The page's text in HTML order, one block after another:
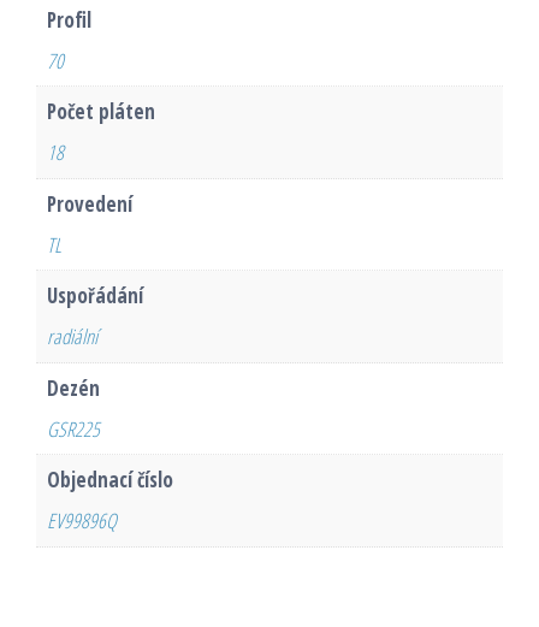
Profil
70
Počet pláten
18
Provedení
TL
Uspořádání
radiální
Dezén
GSR225
Objednací číslo
EV99896Q